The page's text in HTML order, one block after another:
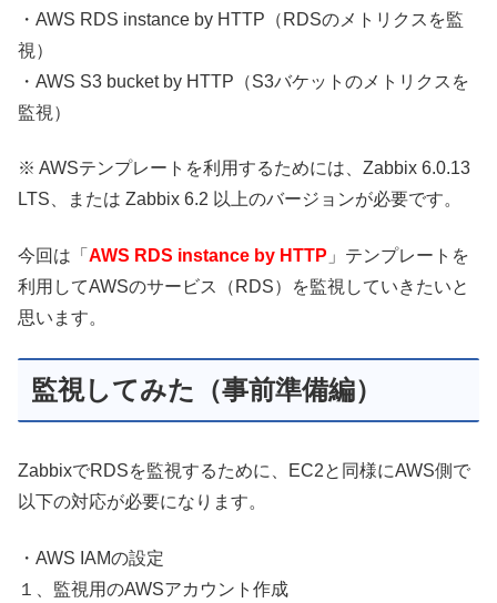
・AWS RDS instance by HTTP（RDSのメトリクスを監
視）
・AWS S3 bucket by HTTP（S3バケットのメトリクスを
監視）
※ AWSテンプレートを利用するためには、Zabbix 6.0.13
LTS、または Zabbix 6.2 以上のバージョンが必要です。
今回は「 AWS RDS instance by HTTP 」テンプレートを
利用してAWSのサービス（RDS）を監視していきたいと
思います。
監視してみた（事前準備編）
ZabbixでRDSを監視するために、EC2と同様にAWS側で
以下の対応が必要になります。
・AWS IAMの設定
１、監視用のAWSアカウント作成